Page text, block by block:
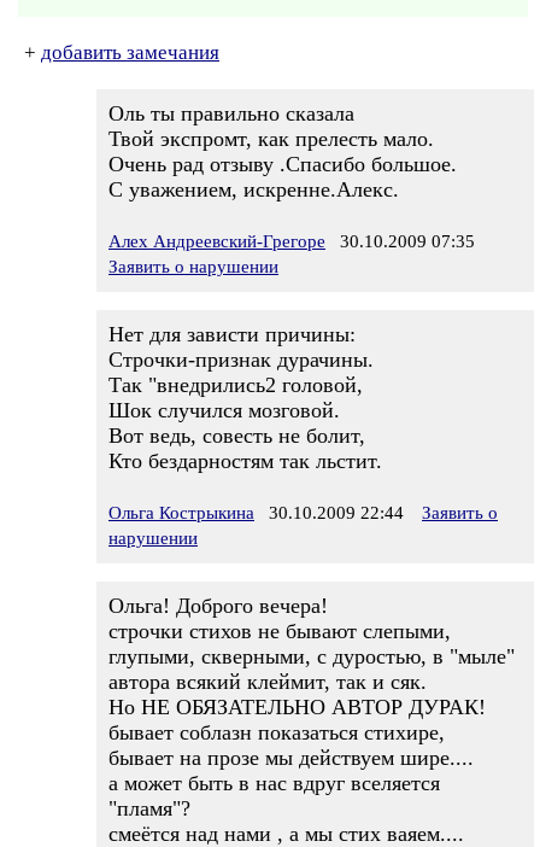
+ добавить замечания
Оль ты правильно сказала
Твой экспромт, как прелесть мало.
Очень рад отзыву .Спасибо большое.
С уважением, искренне.Алекс.
Алех Андреевский-Грегоре 30.10.2009 07:35
Заявить о нарушении
Нет для зависти причины:
Строчки-признак дурачины.
Так "внедрились2 головой,
Шок случился мозговой.
Вот ведь, совесть не болит,
Кто бездарностям так льстит.
Ольга Кострыкина 30.10.2009 22:44
Заявить о
нарушении
Ольга! Доброго вечера!
строчки стихов не бывают слепыми,
глупыми, скверными, с дуростью, в "мыле"
автора всякий клеймит, так и сяк.
Но НЕ ОБЯЗАТЕЛЬНО АВТОР ДУРАК!
бывает соблазн показаться стихире,
бывает на прозе мы действуем шире....
а может быть в нас вдруг вселяется
"пламя"?
смеётся над нами , а мы стих ваяем....